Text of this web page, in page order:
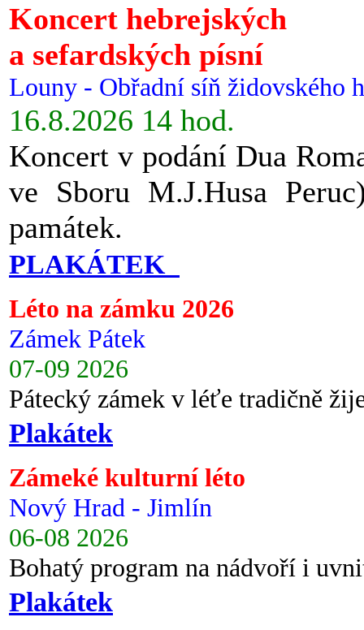
Koncert hebrejských
a sefardských písní
Louny - Obřadní síň židovského
16.8.2026 14 hod.
Koncert v podání Dua
ve Sboru M.J.Husa
památek.
PLAKÁTEK
Léto na zámku 2026
Zámek Pátek
07-09 2026
Pátecký zámek v léťe tradičně
Plakátek
Zámeké kulturní léto
Nový Hrad - Jimlín
06-08 2026
Bohatý program na nádvoří i
Plakátek